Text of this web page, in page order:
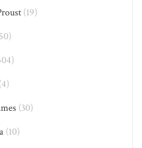
(19)
(30)
(10)